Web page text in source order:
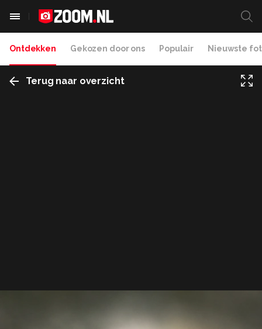
Ontdekken Gekozen door ons Populair Nieuwste
Terug naar overzicht